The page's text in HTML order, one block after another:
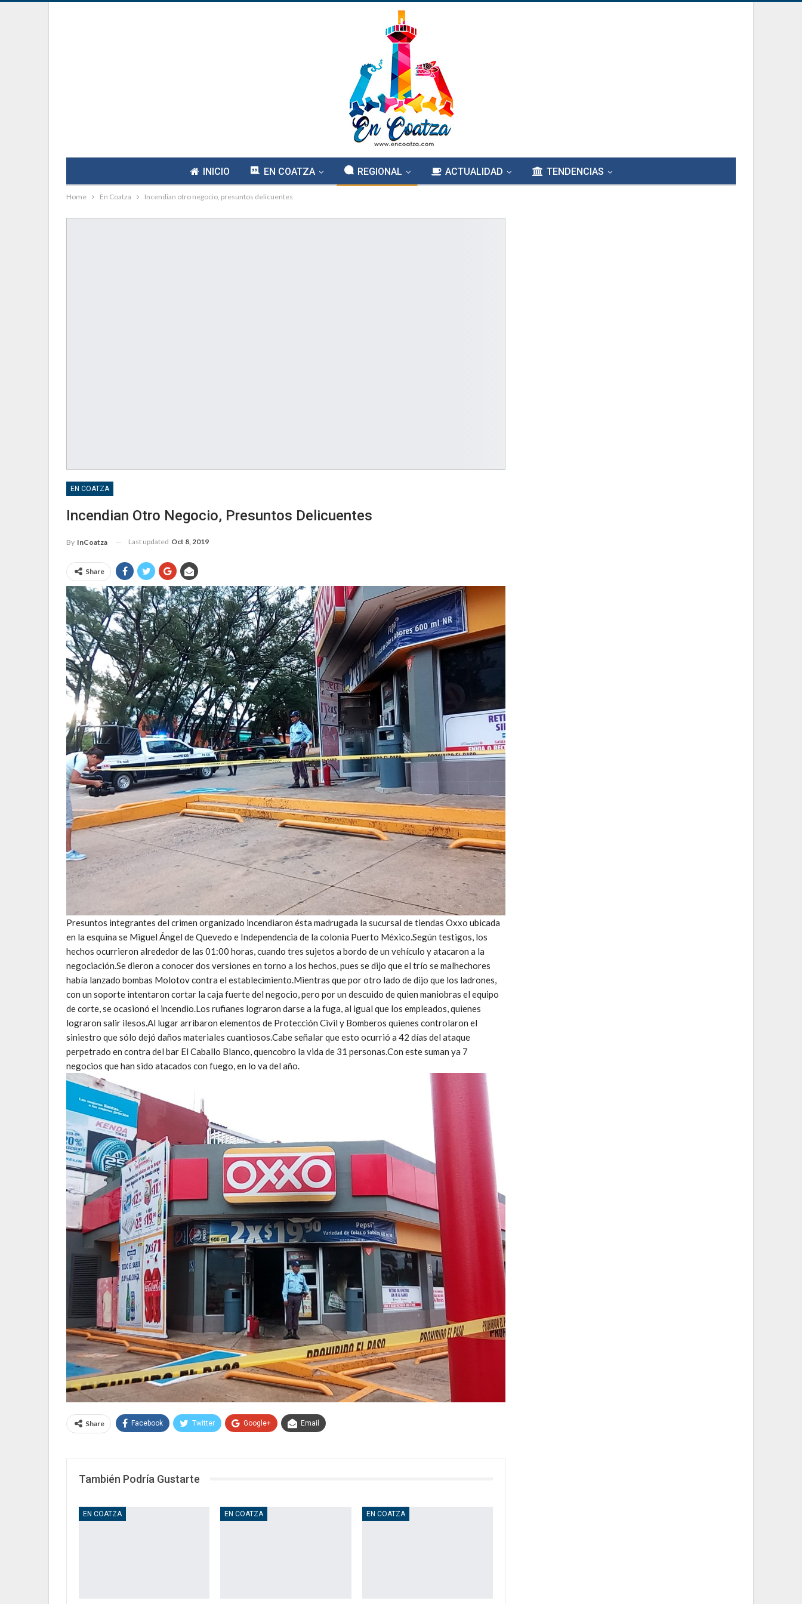
INICIO EN COATZA REGIONAL ACTUALIDAD TENDENCIAS
Home En Coatza Incendian otro negocio, presuntos delicuentes
EN COATZA
Incendian Otro Negocio, Presuntos Delicuentes
By InCoatza Last updated Oct 8, 2019
Share
Presuntos integrantes del crimen organizado incendiaron ésta madrugada la sucursal de tiendas Oxxo ubicada
en la esquina se Miguel Ángel de Quevedo e Independencia de la colonia Puerto México.Según testigos, los
hechos ocurrieron alrededor de las 01:00 horas, cuando tres sujetos a bordo de un vehículo y atacaron a la
negociación.Se dieron a conocer dos versiones en torno a los hechos, pues se dijo que el trío se malhechores
había lanzado bombas Molotov contra el establecimiento.Mientras que por otro lado de dijo que los ladrones,
con un soporte intentaron cortar la caja fuerte del negocio, pero por un descuido de quien maniobras el equipo
de corte, se ocasionó el incendio.Los rufianes lograron darse a la fuga, al igual que los empleados, quienes
lograron salir ilesos.Al lugar arribaron elementos de Protección Civil y Bomberos quienes controlaron el
siniestro que sólo dejó daños materiales cuantiosos.Cabe señalar que esto ocurrió a 42 días del ataque
perpetrado en contra del bar El Caballo Blanco, quencobro la vida de 31 personas.Con este suman ya 7
negocios que han sido atacados con fuego, en lo va del año.
Share Facebook Twitter Google+ Email
También Podría Gustarte
EN COATZA EN COATZA EN COATZA